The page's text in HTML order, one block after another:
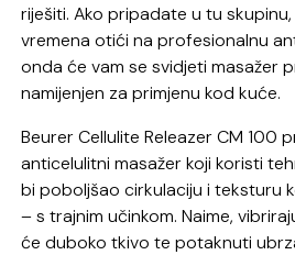
riješiti. Ako pripadate u tu
vremena otići na profesionalnu
onda će vam se svidjeti masažer
namijenjen za primjenu kod kuće.
Beurer Cellulite Releazer CM 100
anticelulitni masažer koji koristi
bi poboljšao cirkulaciju i teksturu
– s trajnim učinkom. Naime,
će duboko tkivo te potaknuti